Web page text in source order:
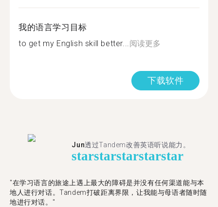
我的语言学习目标
to get my English skill better...阅读更多
下载软件
Jun透过Tandem改善英语听说能力。
starstarstarstarstar
"在学习语言的旅途上遇上最大的障碍是并没有任何渠道能与本
地人进行对话。Tandem打破距离界限，让我能与母语者随时随
地进行对话。"